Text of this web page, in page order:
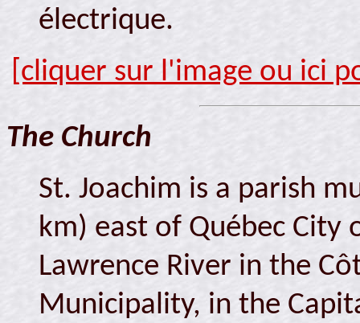
électrique.
[cliquer sur l'image ou ici
The Church
St. Joachim is a parish
km) east of Québec
Lawrence River in the
Municipality, in the